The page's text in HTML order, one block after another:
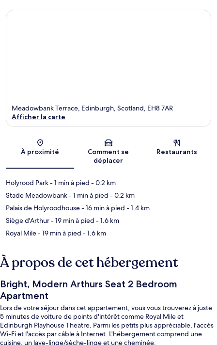
Carte
Meadowbank Terrace, Edinburgh, Scotland, EH8 7AR
Afficher la carte
À proximité
Comment se
déplacer
Restaurants
Holyrood Park- 1 min à pied - 0.2 km
Stade Meadowbank- 1 min à pied - 0.2 km
Palais de Holyroodhouse- 16 min à pied - 1.4 km
Siège d'Arthur- 19 min à pied - 1.6 km
Royal Mile- 19 min à pied - 1.6 km
À propos de cet hébergement
Bright, Modern Arthurs Seat 2 Bedroom
Apartment
Lors de votre séjour dans cet appartement, vous vous trouverez à juste
5 minutes de voiture de points d'intérêt comme Royal Mile et
Edinburgh Playhouse Theatre. Parmi les petits plus appréciable, l'accès
Wi-Fi et l'accès par câble à Internet. L'hébergement comprend une
cuisine, un lave-linge/sèche-linge et une cheminée.